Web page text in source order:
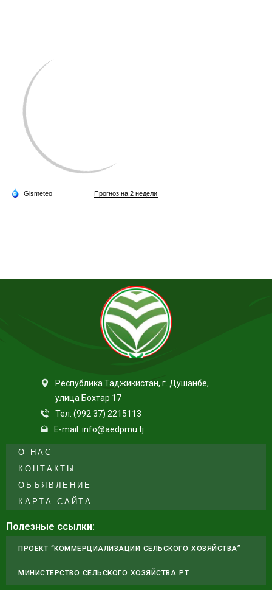
Республика Таджикистан, г. Душанбе,
улица Бохтар 17
Тел: (992 37) 2215113
E-mail: info@aedpmu.tj
О НАС
КОНТАКТЫ
ОБЪЯВЛЕНИЕ
КАРТА САЙТА
Полезные ссылки:
ПРОЕКТ “КОММЕРЦИАЛИЗАЦИИ СЕЛЬСКОГО ХОЗЯЙСТВА”
МИНИСТЕРСТВО СЕЛЬСКОГО ХОЗЯЙСТВА РТ